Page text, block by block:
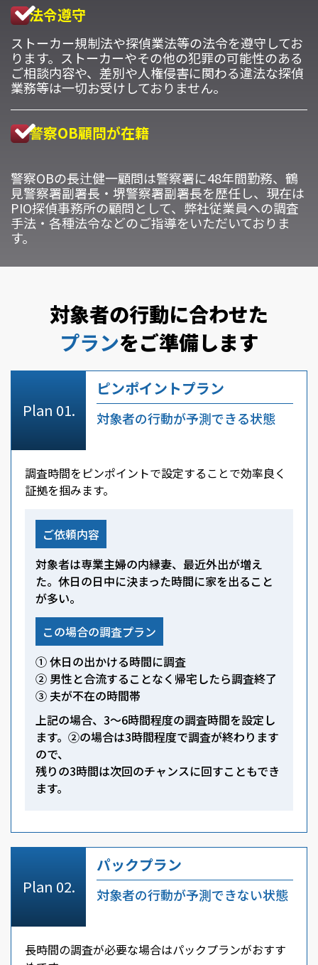
法令遵守
ストーカー規制法や探偵業法等の法令を遵守してお
ります。ストーカーやその他の犯罪の可能性のある
ご相談内容や、差別や人権侵害に関わる違法な探偵
業務等は一切お受けしておりません。
警察OB顧問が在籍
警察OBの長辻健一顧問は警察署に48年間勤務、鶴
見警察署副署長・堺警察署副署長を歴任し、現在は
PIO探偵事務所の顧問として、弊社従業員への調査
手法・各種法令などのご指導をいただいておりま
す。
対象者の行動に合わせた
プランをご準備します
ピンポイントプラン
対象者の行動が予測できる状態
調査時間をピンポイントで設定することで効率良く
証拠を掴みます。
ご依頼内容
対象者は専業主婦の内縁妻、最近外出が増え
た。休日の日中に決まった時間に家を出ること
が多い。
この場合の調査プラン
① 休日の出かける時間に調査
② 男性と合流することなく帰宅したら調査終了
③ 夫が不在の時間帯
上記の場合、3～6時間程度の調査時間を設定し
ます。②の場合は3時間程度で調査が終わります
ので、
残りの3時間は次回のチャンスに回すこともでき
ます。
パックプラン
対象者の行動が予測できない状態
長時間の調査が必要な場合はパックプランがおすす